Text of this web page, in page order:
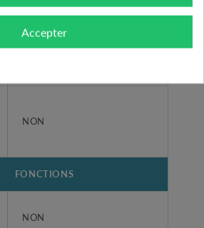
10 bars
NON
FONCTIONS
NON
Accepter